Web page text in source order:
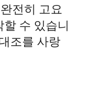
전히 고요
수 있습니
조를 사랑